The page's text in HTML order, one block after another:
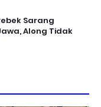
Sarang
Along Tidak